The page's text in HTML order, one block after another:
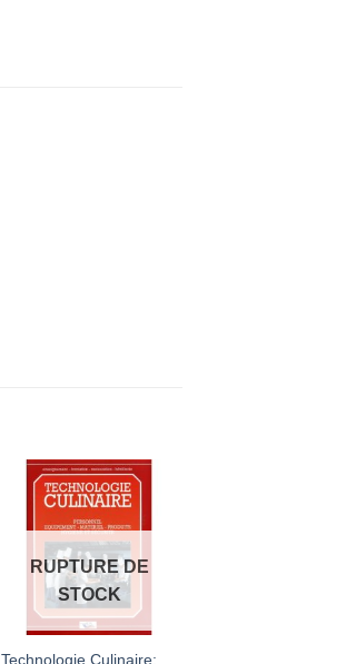
AJOUTER
À MES
FAVORIS
RUPTURE DE
STOCK
Technologie Culinaire: